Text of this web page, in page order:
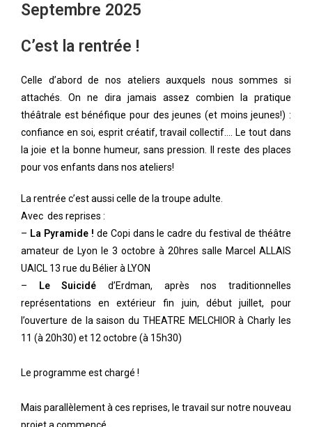
Septembre 2025
C’est la rentrée !
Celle d’abord de nos ateliers auxquels nous sommes si
attachés. On ne dira jamais assez combien la pratique
théâtrale est bénéfique pour des jeunes (et moins jeunes!) :
confiance en soi, esprit créatif, travail collectif…. Le tout dans
la joie et la bonne humeur, sans pression. Il reste des places
pour vos enfants dans nos ateliers!
La rentrée c’est aussi celle de la troupe adulte.
Avec des reprises :
– La Pyramide ! de Copi dans le cadre du festival de théâtre
amateur de Lyon le 3 octobre à 20hres salle Marcel ALLAIS
UAICL 13 rue du Bélier à LYON
–
Le Suicidé d’Erdman, après nos traditionnelles
représentations en extérieur fin juin, début juillet, pour
l’ouverture de la saison du THEATRE MELCHIOR à Charly les
11 (à 20h30) et 12 octobre (à 15h30)
Le programme est chargé !
Mais parallèlement à ces reprises, le travail sur notre nouveau